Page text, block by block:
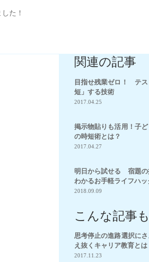
た！
関連の記事
目指せ残業ゼロ！ テス
短」する技術
2017.04.25
掲示物貼りも活用！子
の時短術とは？
2017.04.27
明日から試せる 宿題の
わかるお手軽ライフハッ
2018.09.09
こんな記事
思考停止の進路選択に
え抜くキャリア教育とは
2017.11.23